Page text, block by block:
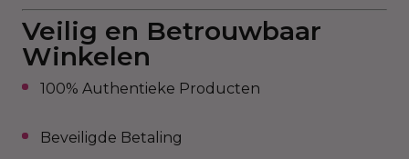
Veilig en Betrouwbaar
Winkelen
100% Authentieke Producten
Beveiligde Betaling